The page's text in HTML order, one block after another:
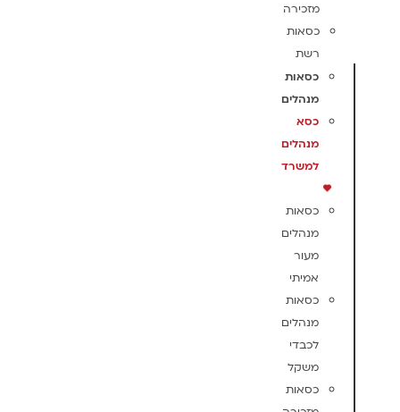
מזכירה
כסאות
רשת
כסאות
מנהלים
כסא
מנהלים
למשרד
כסאות
מנהלים
מעור
אמיתי
כסאות
מנהלים
לכבדי
משקל
כסאות